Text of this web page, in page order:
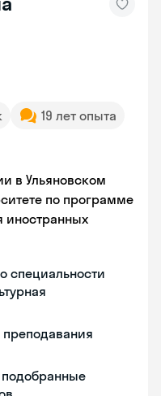
19 лет опыта
в Ульяновском
по программе
иностранных
специальности
подобранные